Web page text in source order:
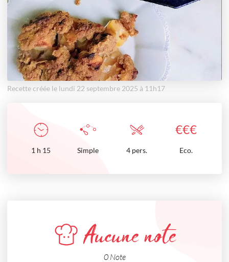
Recette créée le lundi 22 septembre 2025 à 11h17
€€€
1 h 15 Simple 4 pers. Eco.
Aucune note
0 Note